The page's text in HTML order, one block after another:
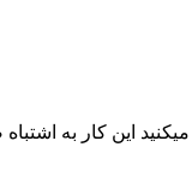
این کار به اشتباه صورت